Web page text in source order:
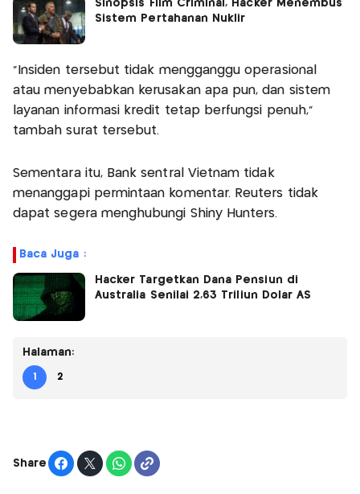
Sinopsis Film Criminal, Hacker Menembus
Sistem Pertahanan Nuklir
"Insiden tersebut tidak mengganggu operasional
atau menyebabkan kerusakan apa pun, dan sistem
layanan informasi kredit tetap berfungsi penuh,"
tambah surat tersebut.
Sementara itu, Bank sentral Vietnam tidak
menanggapi permintaan komentar. Reuters tidak
dapat segera menghubungi Shiny Hunters.
Baca Juga :
Hacker Targetkan Dana Pensiun di
Australia Senilai 2,63 Triliun Dolar AS
Halaman:
1 2
Share